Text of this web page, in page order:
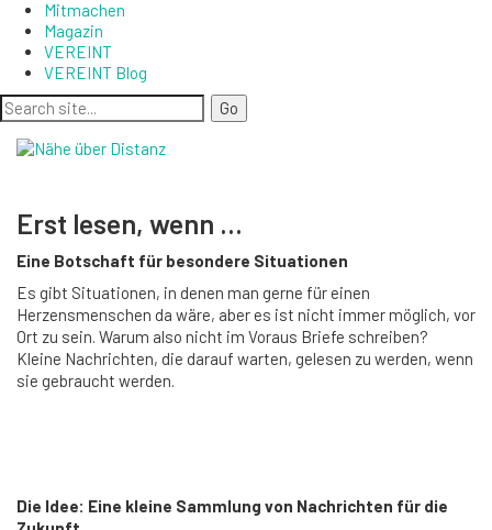
Mitmachen
Magazin
VEREINT
VEREINT Blog
Erst lesen, wenn …
Eine Botschaft für besondere Situationen
Es gibt Situationen, in denen man gerne für einen
Herzensmenschen da wäre, aber es ist nicht immer möglich, vor
Ort zu sein. Warum also nicht im Voraus Briefe schreiben?
Kleine Nachrichten, die darauf warten, gelesen zu werden, wenn
sie gebraucht werden.
Die Idee: Eine kleine Sammlung von Nachrichten für die